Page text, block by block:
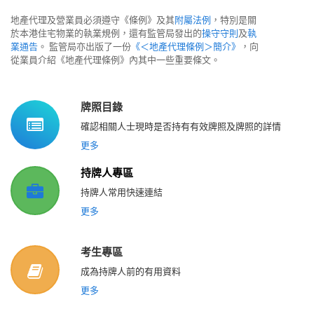
地產代理及營業員必須遵守《條例》及其附屬法例 ，特別是關
於本港住宅物業的執業規例，還有監管局發出的操守守則及執
業通告 。 監管局亦出版了一份 《＜地產代理條例＞簡介》
，向
從業員介紹《地產代理條例》內其中一些重要條文。
牌照目錄
確認相關人士現時是否持有有效牌照及牌照的詳情
更多
持牌人專區
持牌人常用快速連結
更多
考生專區
成為持牌人前的有用資料
更多